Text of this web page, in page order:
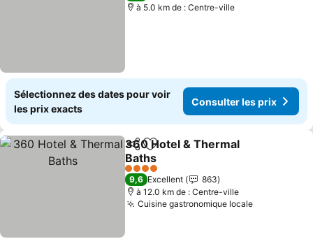
à 5.0 km de : Centre-ville
Sélectionnez des dates pour voir
les prix exacts
Consulter les prix
PartagerAjouter à mes favoris
360 Hotel & Thermal
Baths
Consulter les prix
4 Étoiles
9,6 Excellent
863
à 12.0 km de : Centre-ville
Cuisine gastronomique localeConsulter